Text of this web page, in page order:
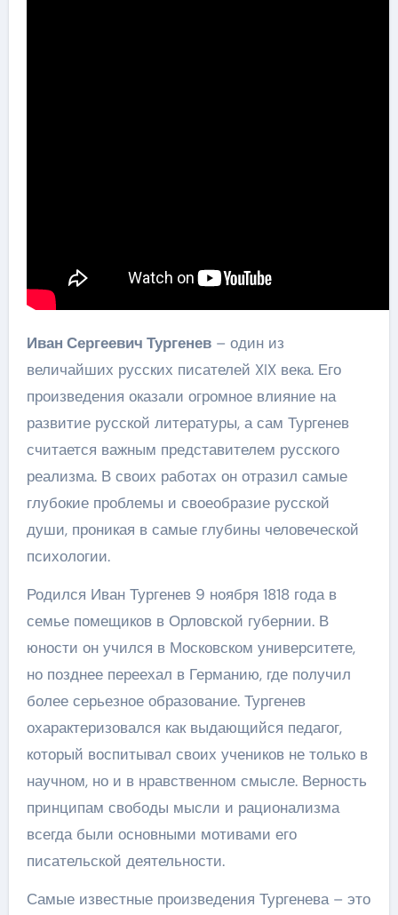
Иван Сергеевич Тургенев– один из
величайших русских писателей XIX века. Его
произведения оказали огромное влияние на
развитие русской литературы, а сам Тургенев
считается важным представителем русского
реализма. В своих работах он отразил самые
глубокие проблемы и своеобразие русской
души, проникая в самые глубины человеческой
психологии.
Родился Иван Тургенев 9 ноября 1818 года в
семье помещиков в Орловской губернии. В
юности он учился в Московском университете,
но позднее переехал в Германию, где получил
более серьезное образование. Тургенев
охарактеризовался как выдающийся педагог,
который воспитывал своих учеников не только в
научном, но и в нравственном смысле. Верность
принципам свободы мысли и рационализма
всегда были основными мотивами его
писательской деятельности.
Самые известные произведения Тургенева – это